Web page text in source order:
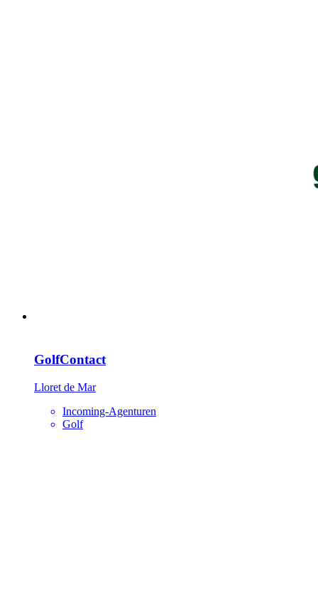
GolfContact
Lloret de Mar
Incoming-Agenturen
Golf